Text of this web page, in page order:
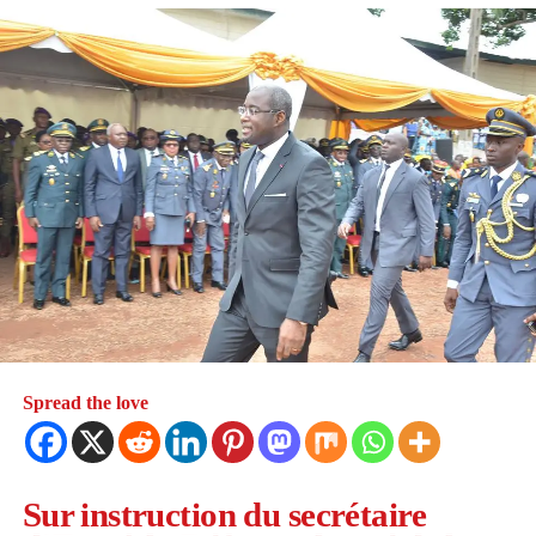
Ce n’est d’ailleurs pas la première fois que Dachi Ky est
confrontée à des controverses publiques. Elle a récemment
été impliquée dans une autre affaire où elle a accusé un ami
de lui avoir dérobé 8 000 € lors de sa fête d’anniversaire.
L’influenceuse n’a pas hésité à partager cette mésaventure
avec ses abonnés sur TikTok, témoignant ainsi de sa
transparence et de son approche directe face aux défis
personnels.
Voici où regarder les vidéos en temps réel,cliquez ici
Spread the love
Sur instruction du secrétaire